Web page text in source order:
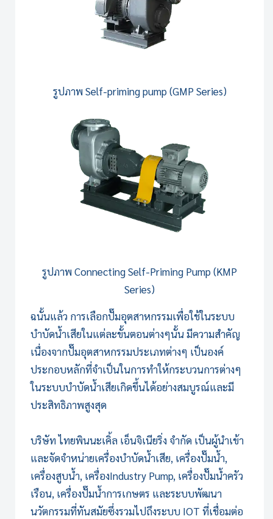
รูปภาพSelf-priming pump (GMP Series)
รูปภาพConnecting Self-Priming Pump (KMP
Series)
ฉนั้นแล้ว การเลือกปั๊มอุตสาหกรรมเพื่อใช้ในระบบ
บำบัดน้ำเสียในแต่ละขั้นตอนต่างๆนั้น มีความสำคัญ
เนื่องจากปั๊มอุตสาหกรรมประเภทต่างๆ เป็นองค์
ประกอบหลักที่จำเป็นในการทำให้กระบวนการต่างๆ
ในระบบบำบัดน้ำเสียเกิดขึ้นได้อย่างสมบูรณ์และมี
ประสิทธิภาพสูงสุด
บริษัท ไทยพินนะเคิ้ล เอ็นจิเนียริ่ง จำกัด เป็นผู้นำเข้า
และจัดจำหน่ายเครื่องบำบัดน้ำเสีย, เครื่องปั๊มน้ำ,
เครื่องสูบน้ำ, เครื่องIndustry Pump, เครื่องปั๊มน้ำครัว
เรือน, เครื่องปั๊มน้ำการเกษตร และระบบพัฒนา
นวัตกรรมที่ทันสมัยซึ่งรวมไปถึงระบบ IOT ที่เชื่อมต่อ